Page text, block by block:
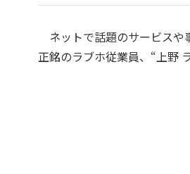
ネットで話題のサービス
正銘のラブホ従業員、“上野